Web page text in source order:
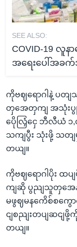
SEE ALSO:
COVID-19 လူန
အရေးပေါ်အခ
ကိုဗဈရောဂါနဲ့ ပတ
တှအေတှကျ အသုံးပွု
ပေိုလြှံငှေ ဘီလီယံ ၁,
သကျပွီး သုံးဖို့ သတျ
တယျ။
ကိုဗဈရောဂါပိုး ထ
ကျဆို ပွညျသူတှအေန
မဖွဈမနကေိစ်စကွောင့
ငျစညျးတပျဆငျဖို့
တယျ။